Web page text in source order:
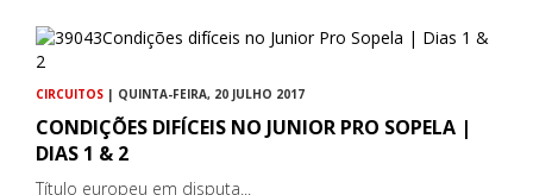
CIRCUITOS | QUINTA-FEIRA, 20 JULHO 2017
CONDIÇÕES DIFÍCEIS NO JUNIOR PRO SOPELA |
DIAS 1 & 2
Título europeu em disputa...